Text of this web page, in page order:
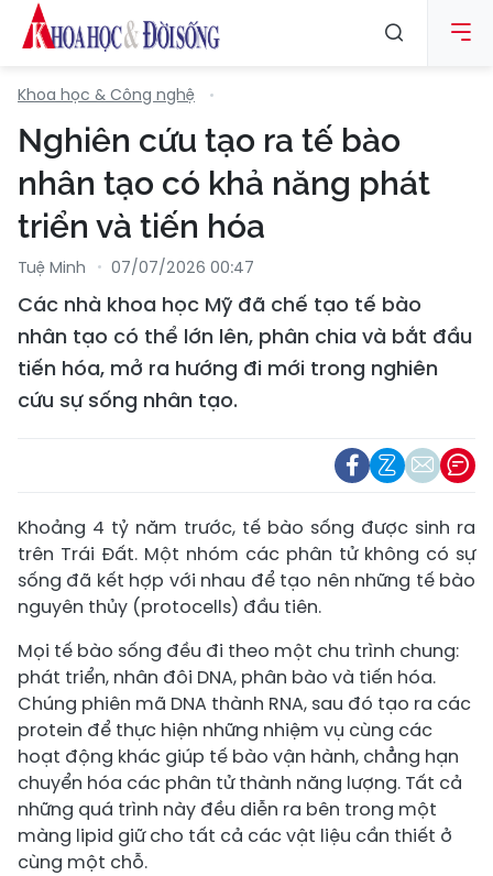
Khoa học & Công nghệ
Nghiên cứu tạo ra tế bào
nhân tạo có khả năng phát
triển và tiến hóa
Tuệ Minh 07/07/2026 00:47
Các nhà khoa học Mỹ đã chế tạo tế bào
nhân tạo có thể lớn lên, phân chia và bắt đầu
tiến hóa, mở ra hướng đi mới trong nghiên
cứu sự sống nhân tạo.
Khoảng 4 tỷ năm trước, tế bào sống được sinh ra
trên Trái Đất. Một nhóm các phân tử không có sự
sống đã kết hợp với nhau để tạo nên những tế bào
nguyên thủy (protocells) đầu tiên.
Mọi tế bào sống đều đi theo một chu trình chung:
phát triển, nhân đôi DNA, phân bào và tiến hóa.
Chúng phiên mã DNA thành RNA, sau đó tạo ra các
protein để thực hiện những nhiệm vụ cùng các
hoạt động khác giúp tế bào vận hành, chẳng hạn
chuyển hóa các phân tử thành năng lượng. Tất cả
những quá trình này đều diễn ra bên trong một
màng lipid giữ cho tất cả các vật liệu cần thiết ở
cùng một chỗ.